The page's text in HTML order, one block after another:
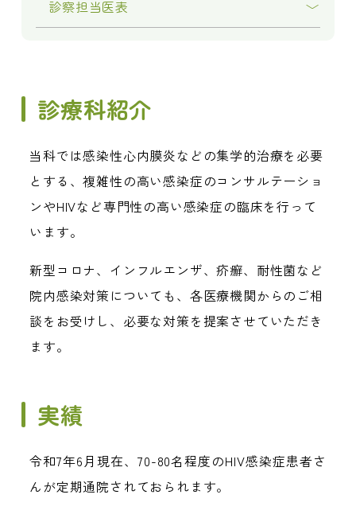
診察担当医表
診療科紹介
当科では感染性心内膜炎などの集学的治療を必要
とする、複雑性の高い感染症のコンサルテーショ
ンやHIVなど専門性の高い感染症の臨床を行って
います。
新型コロナ、インフルエンザ、疥癬、耐性菌など
院内感染対策についても、各医療機関からのご相
談をお受けし、必要な対策を提案させていただき
ます。
実績
令和7年6月現在、70-80名程度のHIV感染症患者さ
んが定期通院されておられます。